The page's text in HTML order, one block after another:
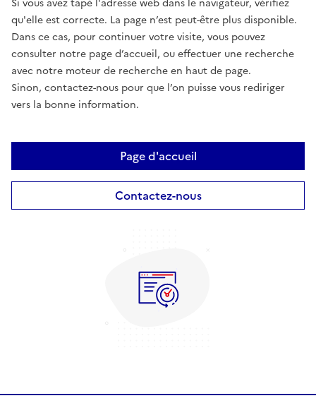
Si vous avez tapé l'adresse web dans le navigateur, vérifiez
qu'elle est correcte. La page n’est peut-être plus disponible.
Dans ce cas, pour continuer votre visite, vous pouvez
consulter notre page d’accueil, ou effectuer une recherche
avec notre moteur de recherche en haut de page.
Sinon, contactez-nous pour que l’on puisse vous rediriger
vers la bonne information.
Page d'accueil
Contactez-nous